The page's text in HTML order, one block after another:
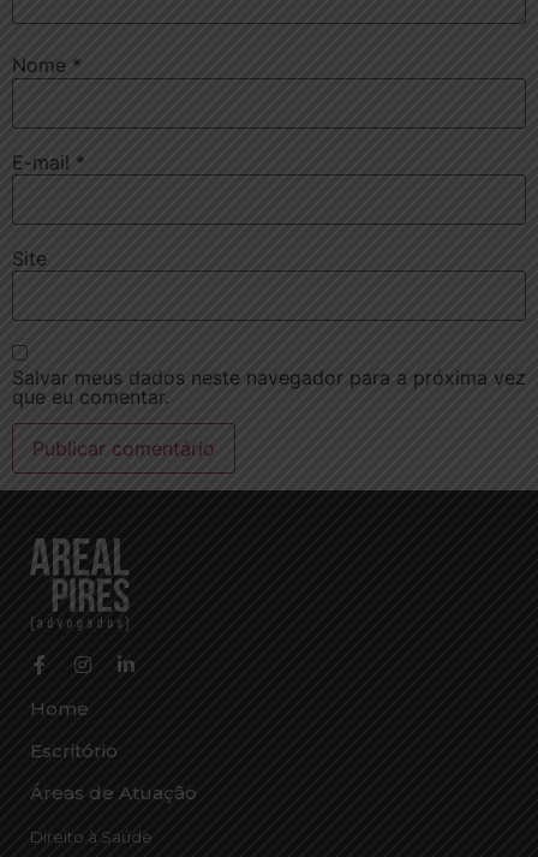
Nome *
E-mail *
Site
Salvar meus dados neste navegador para a próxima vez
que eu comentar.
Home
Escritório
Áreas de Atuação
Direito à Saúde